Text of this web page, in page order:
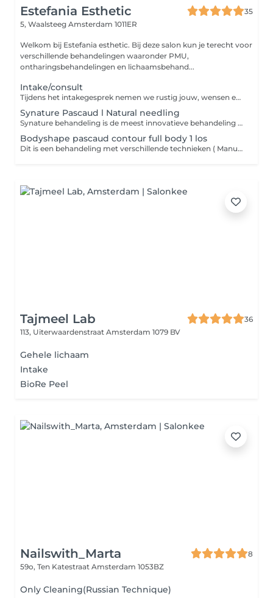
Estefania Esthetic
35
5, Waalsteeg Amsterdam 1011ER
Welkom bij Estefania esthetic. Bij deze salon kun je terecht voor
verschillende behandelingen waaronder PMU,
ontharingsbehandelingen en lichaamsbehand...
Intake/consult
Tijdens het intakegesprek nemen we rustig jouw, wensen en eventuele wensen door. We bespreken je huidige verzorging en kijken welke behandeling het beste bij jouw past. Zo kunnen we een persoonlijk behandelplan opstellen voor het beste en veiligste resultaat. Het intakegesprek is dé eerste stap naar een gezonde, stralende samenwerking. Graag bij opmerking voor welke behandeling de intake is.
Synature Pascaud l Natural needling
Synature behandeling is de meest innovatieve behandeling voor huidvernieuwing Ze combineert het beste van de mens en het beste uit de natuur. Fantastische resultaten voor het gezicht, de handen of het lichaam. Onze Synature behandeling brengt mooie resultaten: Fijne huidstructuur, poriën en fijne rimpels worden minder zichtbaar Frisse en egale teint, vale kleur en pigmentvlekken verminderen Soepele huid, diepe hydratie en betere opname van producten Anti-ontsteking, tegen acne, schilfering en onzuiverheden Geschikt voor alle huidtypes en -tinten Na de behandeling is er een korte hersteltijd zoals roodheid en zwelling. Dit is echter per huidtype verschillend. Na de behandeling ontvang je een homekit met alle producten om je huid gedurende 7 dagen te verzorgen. Inclusief in de prijs.
Bodyshape pascaud contour full body 1 los
Dit is een behandeling met verschillende technieken ( Manuele massage, maderotherapie, pascaud contour machine).
Tajmeel Lab
36
113, Uiterwaardenstraat Amsterdam 1079 BV
Gehele lichaam
Intake
BioRe Peel
Nailswith_Marta
8
59o, Ten Katestraat Amsterdam 1053BZ
Only Cleaning(Russian Technique)